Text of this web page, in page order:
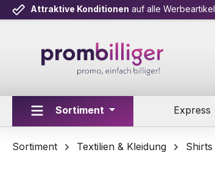
Hauptinhalt springen
Zur Suche springen
Zur Hauptnavigation springen
Attraktive Konditionen auf alle Werbeartikel
Sortiment Express
Sortiment Textilien & Kleidung Shirts